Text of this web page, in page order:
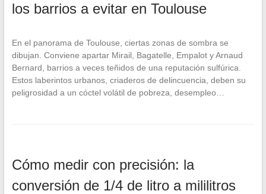
los barrios a evitar en Toulouse
En el panorama de Toulouse, ciertas zonas de sombra se
dibujan. Conviene apartar Mirail, Bagatelle, Empalot y Arnaud
Bernard, barrios a veces teñidos de una reputación sulfúrica.
Estos laberintos urbanos, criaderos de delincuencia, deben su
peligrosidad a un cóctel volátil de pobreza, desempleo…
Cómo medir con precisión: la
conversión de 1/4 de litro a mililitros